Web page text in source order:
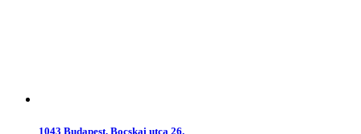
1043 Budapest, Bocskai utca 26.